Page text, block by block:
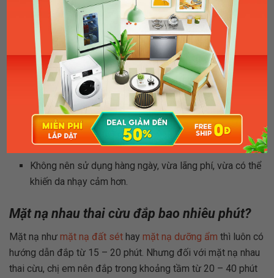
mặt. Có thể là ngay sau khi đắp mặt nạ xong hoặc sau
đó một lúc để các dưỡng chất thấm vào da.
Nên đắp mặt nạ nhau thai cừu 1 tuần mấy
Lời khuyên cho việcđắp mặt nạ nhau thai cừu 1 tuần
mấy lầnđó là bạn chỉ nên đắp mặt nạ nhau thai 2
lần/tuần mà thôi. Đây là tần suất vừa đủ để duy trì hiệu
quả chăm sóc và làm đẹp da theo đúng liệu trình.
Không nên sử dụng hàng ngày, vừa lãng phí, vừa có thể
khiến da nhạy cảm hơn.
Mặt nạ nhau thai cừu đắp bao nhiêu phút?
Mặt nạ như mặt nạ đất sét hay mặt nạ dưỡng ẩm thì luôn có
hướng dẫn đắp từ 15 – 20 phút. Nhưng đối với mặt nạ nhau
thai cừu, chị em nên đắp trong khoảng tầm từ 20 – 40 phút